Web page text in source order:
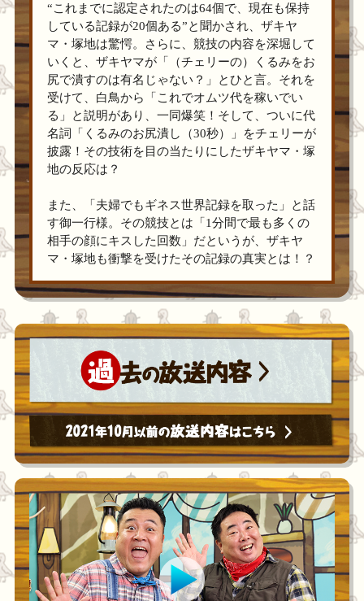
“これまでに認定されたのは64個で、現在も保持
している記録が20個ある”と聞かされ、ザキヤ
マ・塚地は驚愕。さらに、競技の内容を深堀して
いくと、ザキヤマが「（チェリーの）くるみをお
尻で潰すのは有名じゃない？」とひと言。それを
受けて、白鳥から「これでオムツ代を稼いでい
る」と説明があり、一同爆笑！そして、ついに代
名詞「くるみのお尻潰し（30秒）」をチェリーが
披露！その技術を目の当たりにしたザキヤマ・塚
地の反応は？
また、「夫婦でもギネス世界記録を取った」と話
す御一行様。その競技とは「1分間で最も多くの
相手の顔にキスした回数」だというが、ザキヤ
マ・塚地も衝撃を受けたその記録の真実とは！？